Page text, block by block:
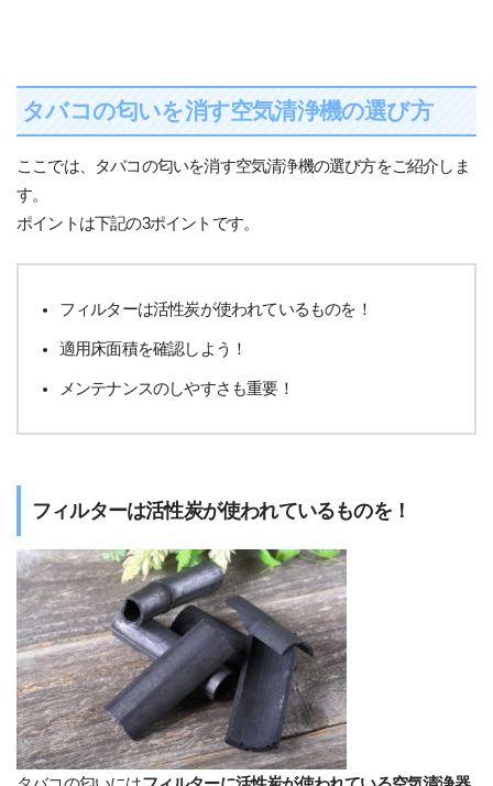
タバコの匂いを消す空気清浄機の選び方
ここでは、タバコの匂いを消す空気清浄機の選び方をご紹介しま
す。
ポイントは下記の3ポイントです。
フィルターは活性炭が使われているものを！
適用床面積を確認しよう！
メンテナンスのしやすさも重要！
フィルターは活性炭が使われているものを！